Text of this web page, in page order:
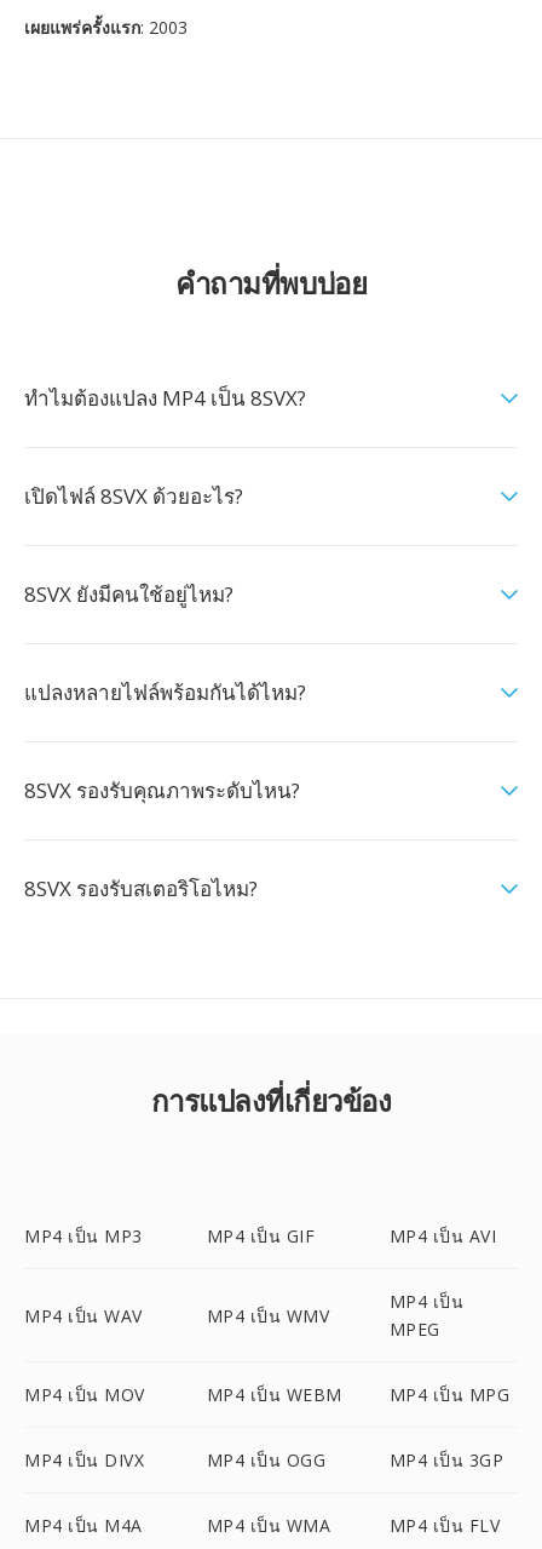
เผยแพร่ครั้งแรก: 2003
คำถามที่พบบ่อย
ทำไมต้องแปลง MP4 เป็น 8SVX?
เปิดไฟล์ 8SVX ด้วยอะไร?
8SVX ยังมีคนใช้อยู่ไหม?
แปลงหลายไฟล์พร้อมกันได้ไหม?
8SVX รองรับคุณภาพระดับไหน?
8SVX รองรับสเตอริโอไหม?
การแปลงที่เกี่ยวข้อง
MP4 เป็น MP3 MP4 เป็น GIF MP4 เป็น AVI
MP4 เป็น WAV MP4 เป็น WMV
MP4 เป็น
MPEG
MP4 เป็น MOV MP4 เป็น WEBM MP4 เป็น MPG
MP4 เป็น DIVX MP4 เป็น OGG MP4 เป็น 3GP
MP4 เป็น M4A MP4 เป็น WMA MP4 เป็น FLV